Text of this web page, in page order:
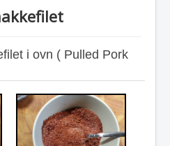
i ovn ( Pulled Pork